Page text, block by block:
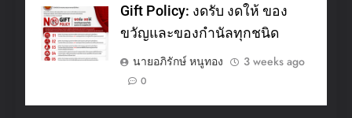
Gift Policy: งดรับ งดให้ ของ
ขวัญและของกำนัลทุกชนิด
นายอภิรักษ์ หนูทอง
3 weeks ago
0